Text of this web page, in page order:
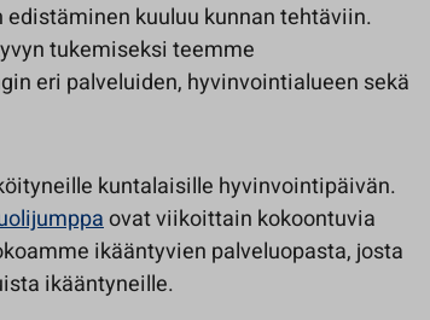
kuuluu kunnan tehtäviin.
tukemiseksi teemme
eri palveluiden, hyvinvointialueen sekä
kuntalaisille hyvinvointipäivän.
ovat viikoittain kokoontuvia
ikääntyvien palveluopasta, josta
ikääntyneille.